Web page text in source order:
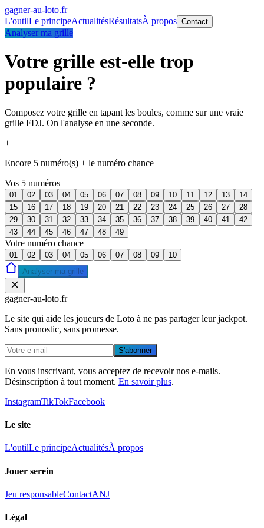
gagner-au-loto.fr
L'outilLe principeActualitésRésultatsÀ propos Contact
Analyser ma grille
Votre grille est-elle trop
populaire ?
Composez votre grille en tapant les boules, comme sur une vraie
grille FDJ. On l'analyse en une seconde.
+
Encore 5 numéro(s) + le numéro chance
Vos 5 numéros
01 02 03 04 05 06 07 08 09 10 11 12 13
14
15
16 17 18 19 20 21 22 23 24 25 26 27
28
29
30 31 32 33 34 35 36 37 38 39 40 41
42
43
44 45 46 47 48 49
Votre numéro chance
01 02 03 04 05 06 07 08 09
10
Analyser ma grille
gagner-au-loto.fr
Le site qui aide les joueurs de Loto à ne pas partager leur jackpot.
Sans pronostic, sans promesse.
S'abonner
En vous inscrivant, vous acceptez de recevoir nos e-mails.
Désinscription à tout moment. En savoir plus.
InstagramTikTokFacebook
Le site
L'outilLe principeActualitésÀ propos
Jouer serein
Jeu responsableContactANJ
Légal